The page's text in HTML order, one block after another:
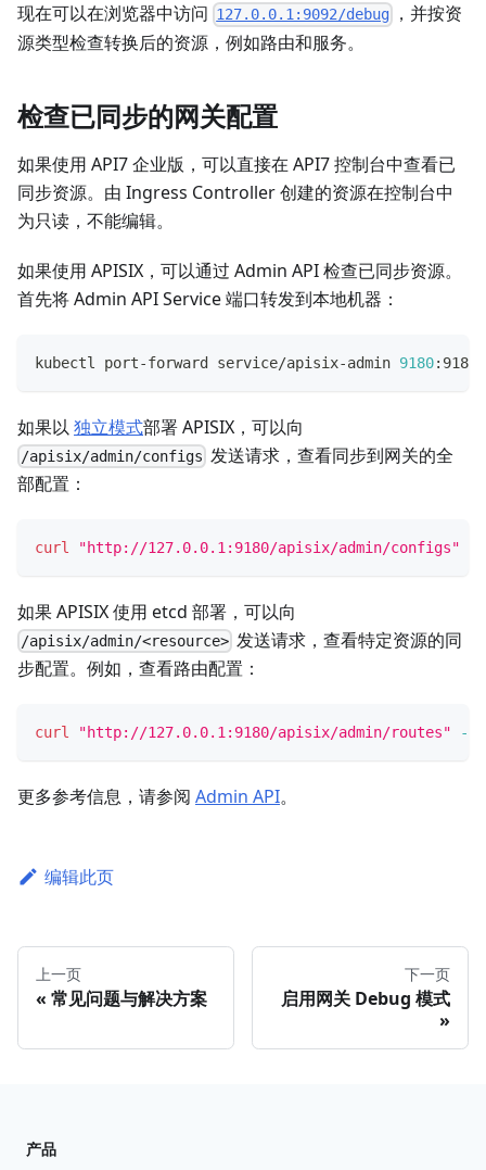
现在可以在浏览器中访问 127.0.0.1:9092/debug
，并按资
源类型检查转换后的资源，例如路由和服务。
检查已同步的网关配置
如果使用 API7 企业版，可以直接在 API7 控制台中查看已
同步资源。由 Ingress Controller 创建的资源在控制台中
为只读，不能编辑。
如果使用 APISIX，可以通过 Admin API 检查已同步资源。
首先将 Admin API Service 端口转发到本地机器：
kubectl port-forward service/apisix-admin 9180:9180
如果以 独立模式部署 APISIX，可以向
/apisix/admin/configs 发送请求，查看同步到网关的全
部配置：
curl "http://127.0.0.1:9180/apisix/admin/configs"
如果 APISIX 使用 etcd 部署，可以向
/apisix/admin/<resource> 发送请求，查看特定资源的同
步配置。例如，查看路由配置：
curl "http://127.0.0.1:9180/apisix/admin/routes" -H
更多参考信息，请参阅 Admin API。
编辑此页
上一页
常见问题与解决方案
下一页
启用网关 Debug 模式
产品